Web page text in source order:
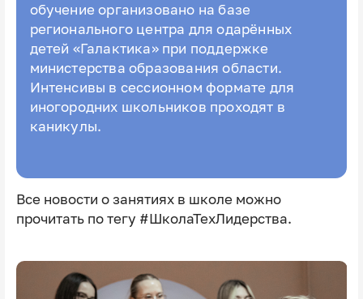
обучение организовано на базе
регионального центра для одарённых
детей «Галактика» при поддержке
министерства образования области.
Интенсивы в сессионном формате для
иногородних школьников проходят в
каникулы.
Все новости о занятиях в школе можно
прочитать по тегу #ШколаТехЛидерства.